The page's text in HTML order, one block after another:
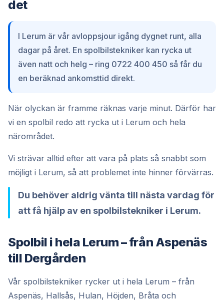
det
I Lerum är vår avloppsjour igång dygnet runt, alla
dagar på året. En spolbilstekniker kan rycka ut
även natt och helg – ring 0722 400 450 så får du
en beräknad ankomsttid direkt.
När olyckan är framme räknas varje minut. Därför har
vi en spolbil redo att rycka ut i Lerum och hela
närområdet.
Vi strävar alltid efter att vara på plats så snabbt som
möjligt i Lerum, så att problemet inte hinner förvärras.
Du behöver aldrig vänta till nästa vardag för
att få hjälp av en spolbilstekniker i Lerum.
Spolbil i hela Lerum – från Aspenäs
till Dergården
Vår spolbilstekniker rycker ut i hela Lerum – från
Aspenäs, Hallsås, Hulan, Höjden, Bråta och